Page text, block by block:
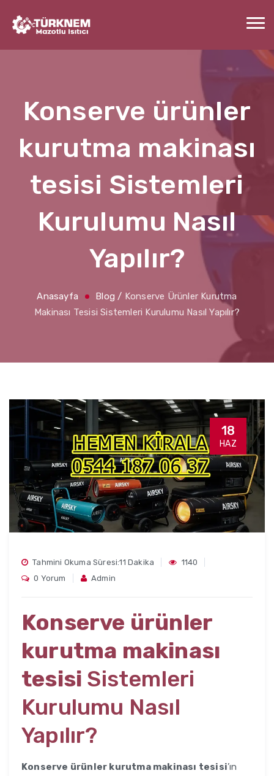
Konserve ürünler
kurutma makinası
tesisi Sistemleri
Kurulumu Nasıl
Yapılır?
Anasayfa Blog / Konserve Ürünler Kurutma
Makinası Tesisi Sistemleri Kurulumu Nasıl Yapılır?
18
HAZ
Tahmini Okuma Süresi:11 Dakika
1140
0 Yorum
Admin
Konserve ürünler
kurutma makinası
tesisi Sistemleri
Kurulumu Nasıl
Yapılır?
Konserve ürünler kurutma makinası tesisi’ın